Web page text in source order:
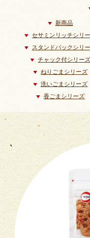
新商品
セサミンリッチシリ
スタンドパックシリ
チャック付シリーズ
ねりごまシリーズ
洗いごまシリーズ
香ごまシリーズ